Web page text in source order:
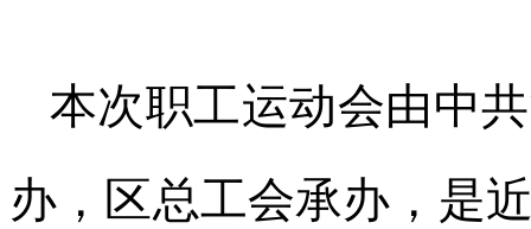
本次职工运动会由中
办，区总工会承办，是